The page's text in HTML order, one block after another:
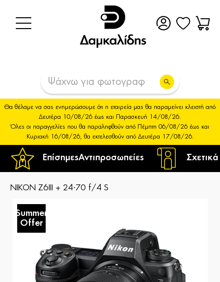
ΕπίσημεςΑντιπροσωπείες
Θα θέλαμε να σας ενημερώσουμε ότι η εταιρεία μας θα παραμείνει κλειστή από
Δευτέρα 10/08/26 έως και Παρασκευή 14/08/26.
Όλες οι παραγγελίες που θα παραληφθούν από Πέμπτη 06/08/26 έως και
Κυριακή 16/08/26, θα εκτελεσθούν από Δευτέρα 17/08/26.
NIKON Z6III + 24-70 f/4 S
Summer
Offer